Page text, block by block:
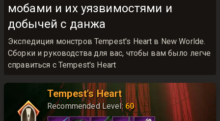
мобами и их уязвимостями и
добычей с данжа
Экспедиция монстров Tempest's Heart в New Worldе.
Сборки и руководства для вас, чтобы вам было легче
справиться с Tempest's Heart
Tempest's Heart
Recommended Level: 60